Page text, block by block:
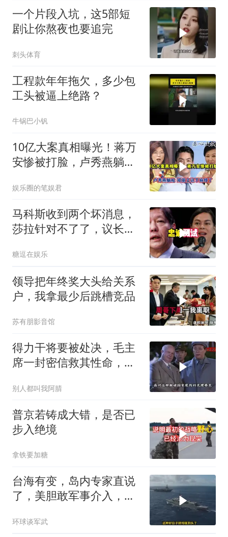
一个片段入坑，这5部短
剧让你熬夜也要追完
刺头体育
工程款年年拖欠，多少包
工头被逼上绝路？
牛锅巴小钒
10亿大案真相曝光！蒋万
安惨被打脸，卢秀燕躺枪
娱乐圈的笔娱君
马科斯收到两个坏消息，
莎拉针对不了了，议长反
糖逗在娱乐
领导把年终奖大头给关系
户，我拿最少后跳槽竞品
苏有朋影音馆
得力干将要被处决，毛主
席一封密信救其性命，重
别人都叫我阿腈
普京若铸成大错，是否已
步入绝境
拿铁要加糖
台海有变，岛内专家直说
了，美胆敢军事介入，战
环球谈军武